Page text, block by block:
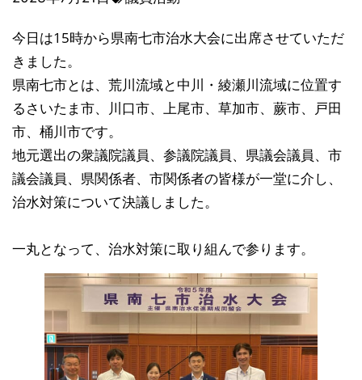
今日は15時から県南七市治水大会に出席させていただ
きました。
県南七市とは、荒川流域と中川・綾瀬川流域に位置す
るさいたま市、川口市、上尾市、草加市、蕨市、戸田
市、桶川市です。
地元選出の衆議院議員、参議院議員、県議会議員、市
議会議員、県関係者、市関係者の皆様が一堂に介し、
治水対策について決議しました。
一丸となって、治水対策に取り組んで参ります。